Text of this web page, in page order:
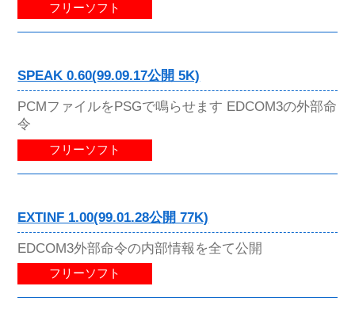
フリーソフト
SPEAK 0.60(99.09.17公開 5K)
PCMファイルをPSGで鳴らせます EDCOM3の外部命
令
フリーソフト
EXTINF 1.00(99.01.28公開 77K)
EDCOM3外部命令の内部情報を全て公開
フリーソフト